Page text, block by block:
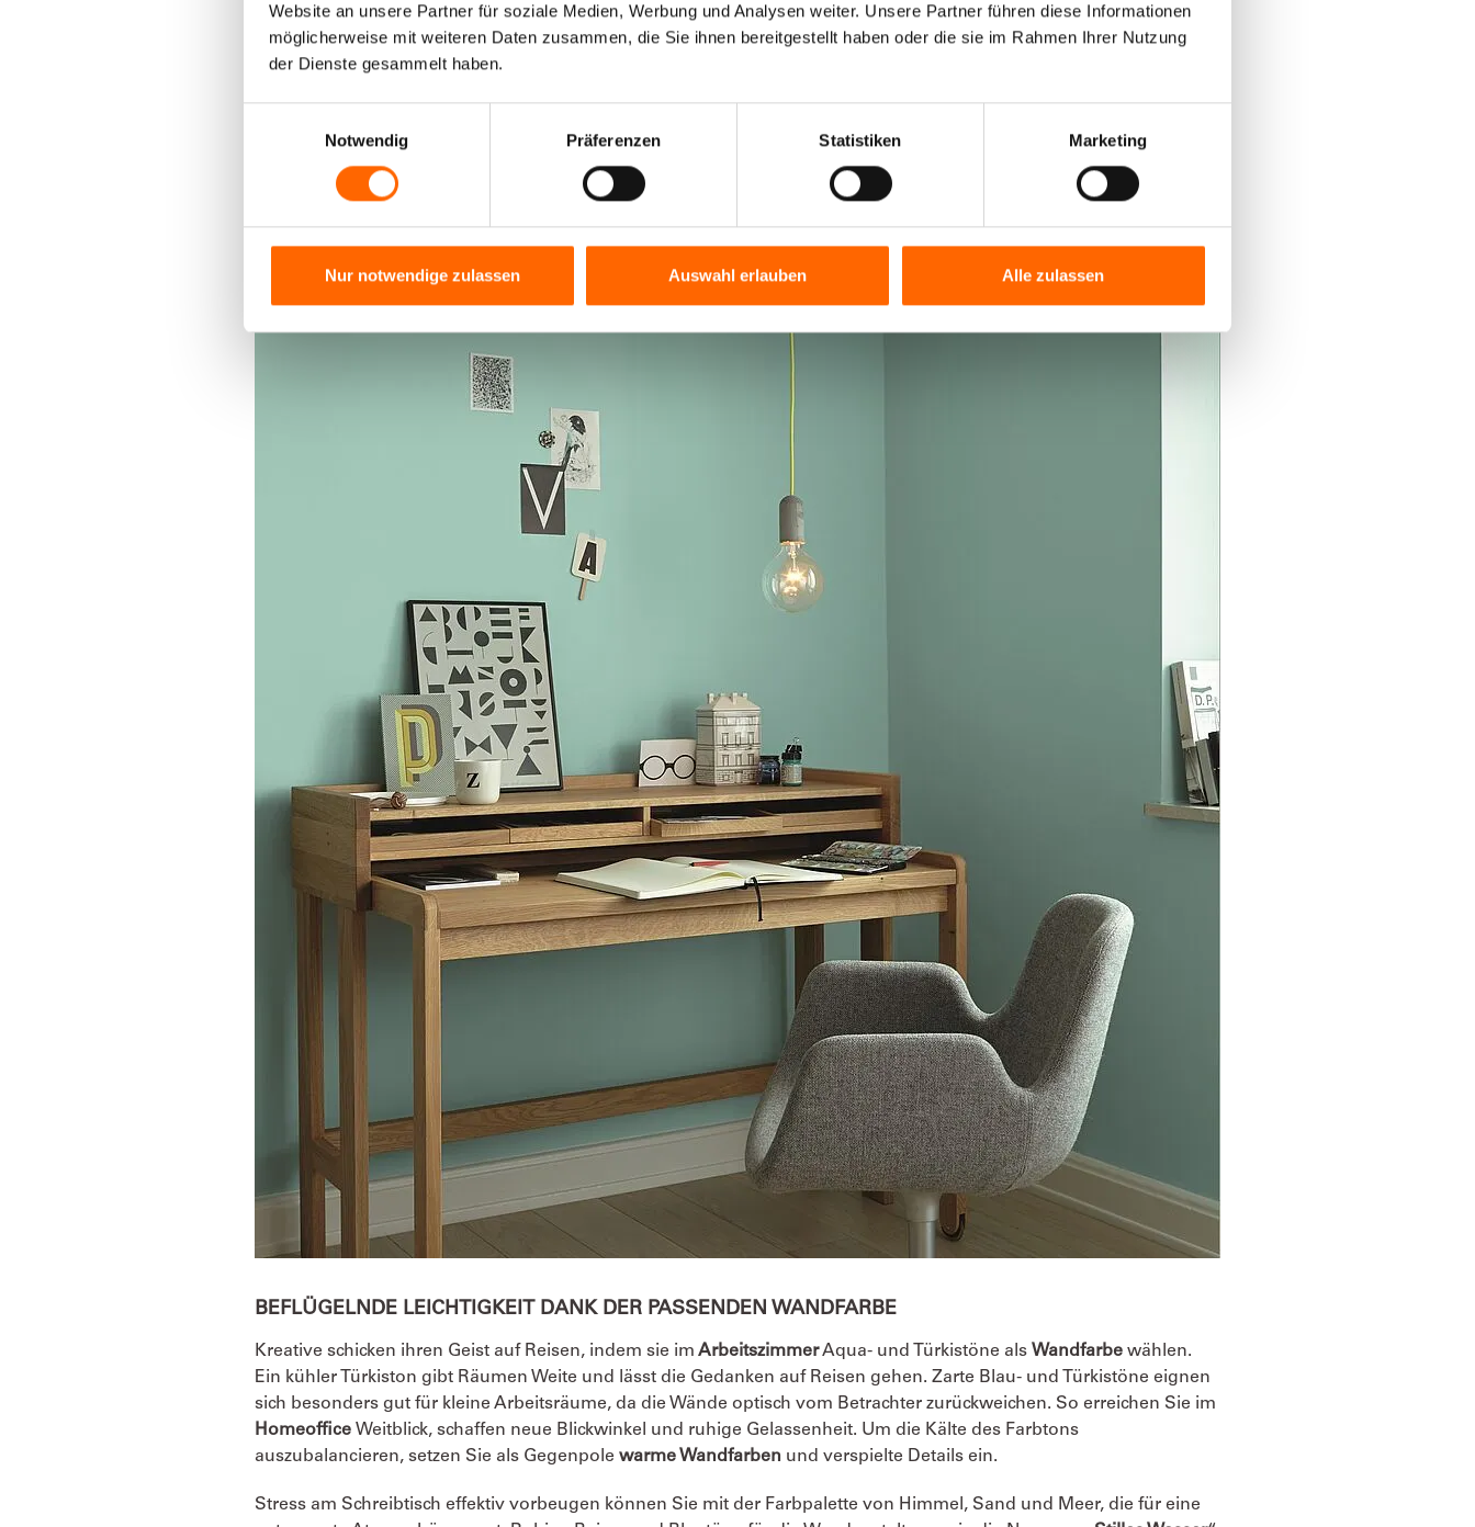
Website an unsere Partner für soziale Medien, Werbung und Analysen weiter. Unsere Partner führen diese Informationen
möglicherweise mit weiteren Daten zusammen, die Sie ihnen bereitgestellt haben oder die sie im Rahmen Ihrer Nutzung
der Dienste gesammelt haben.
Notwendig
Präferenzen Statistiken Marketing
Nur notwendige zulassen Auswahl erlauben Alle zulassen
BEFLÜGELNDE LEICHTIGKEIT DANK DER PASSENDEN WANDFARBE
Kreative schicken ihren Geist auf Reisen, indem sie im ArbeitszimmerAqua- und Türkistöne als Wandfarbe wählen.
Ein kühler Türkiston gibt Räumen Weite und lässt die Gedanken auf Reisen gehen. Zarte Blau- und Türkistöne eignen
sich besonders gut für kleine Arbeitsräume, da die Wände optisch vom Betrachter zurückweichen. So erreichen Sie im
Homeoffice Weitblick, schaffen neue Blickwinkel und ruhige Gelassenheit. Um die Kälte des Farbtons
auszubalancieren, setzen Sie als Gegenpole warme Wandfarben und verspielte Details ein.
Stress am Schreibtisch effektiv vorbeugen können Sie mit der Farbpalette von Himmel, Sand und Meer, die für eine